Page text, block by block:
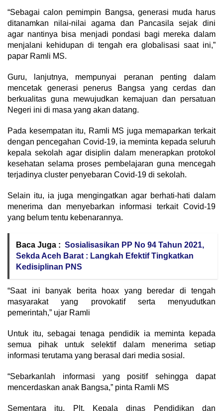
“Sebagai calon pemimpin Bangsa, generasi muda harus
ditanamkan nilai-nilai agama dan Pancasila sejak dini
agar nantinya bisa menjadi pondasi bagi mereka dalam
menjalani kehidupan di tengah era globalisasi saat ini,”
papar Ramli MS.
Guru, lanjutnya, mempunyai peranan penting dalam
mencetak generasi penerus Bangsa yang cerdas dan
berkualitas guna mewujudkan kemajuan dan persatuan
Negeri ini di masa yang akan datang.
Pada kesempatan itu, Ramli MS juga memaparkan terkait
dengan pencegahan Covid-19, ia meminta kepada seluruh
kepala sekolah agar disiplin dalam menerapkan protokol
kesehatan selama proses pembelajaran guna mencegah
terjadinya cluster penyebaran Covid-19 di sekolah.
Selain itu, ia juga mengingatkan agar berhati-hati dalam
menerima dan menyebarkan informasi terkait Covid-19
yang belum tentu kebenarannya.
Baca Juga : Sosialisasikan PP No 94 Tahun 2021,
Sekda Aceh Barat : Langkah Efektif Tingkatkan
Kedisiplinan PNS
“Saat ini banyak berita hoax yang beredar di tengah
masyarakat yang provokatif serta menyudutkan
pemerintah,” ujar Ramli
Untuk itu, sebagai tenaga pendidik ia meminta kepada
semua pihak untuk selektif dalam menerima setiap
informasi terutama yang berasal dari media sosial.
“Sebarkanlah informasi yang positif sehingga dapat
mencerdaskan anak Bangsa,” pinta Ramli MS
Sementara itu, Plt. Kepala dinas Pendidikan dan